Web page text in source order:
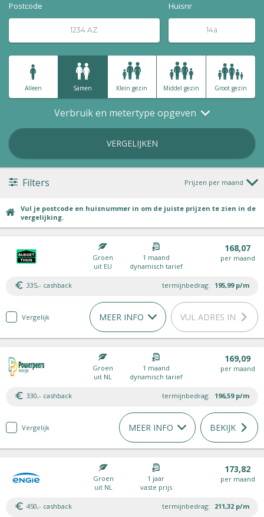
Postcode Huisnr
Alleen Samen Klein gezin Middel gezin Groot gezin
Verbruik en metertype opgeven
VERGELIJKEN
Filters Prijzen per maand
Vul je postcode en huisnummer in om de juiste prijzen te zien in de
vergelijking.
Groen
uit EU
1 maand
dynamisch tarief
168,07
per maand
335,- cashback termijnbedrag: 195,99 p/m
Vergelijk MEER INFO VUL ADRES IN
Groen
uit NL
1 maand
dynamisch tarief
169,09
per maand
330,- cashback termijnbedrag: 196,59 p/m
Vergelijk MEER INFO BEKIJK
Groen
uit NL
1 jaar
vaste prijs
173,82
per maand
450,- cashback termijnbedrag: 211,32 p/m